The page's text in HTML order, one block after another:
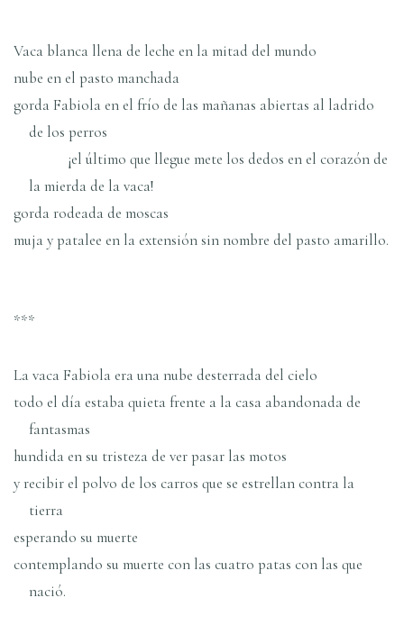
Vaca blanca llena de leche en la mitad del mundo
nube en el pasto manchada
gorda Fabiola en el frío de las mañanas abiertas al ladrido
de los perros
¡el último que llegue mete los dedos en el corazón de
la mierda de la vaca!
gorda rodeada de moscas
muja y patalee en la extensión sin nombre del pasto amarillo.
***
La vaca Fabiola era una nube desterrada del cielo
todo el día estaba quieta frente a la casa abandonada de
fantasmas
hundida en su tristeza de ver pasar las motos
y recibir el polvo de los carros que se estrellan contra la
tierra
esperando su muerte
contemplando su muerte con las cuatro patas con las que
nació.